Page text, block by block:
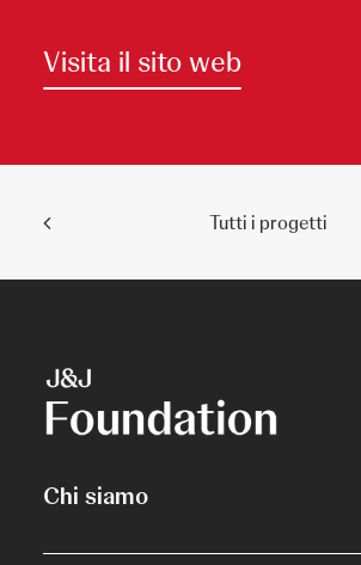
Visita il sito web
Tutti i progetti
Chi siamo